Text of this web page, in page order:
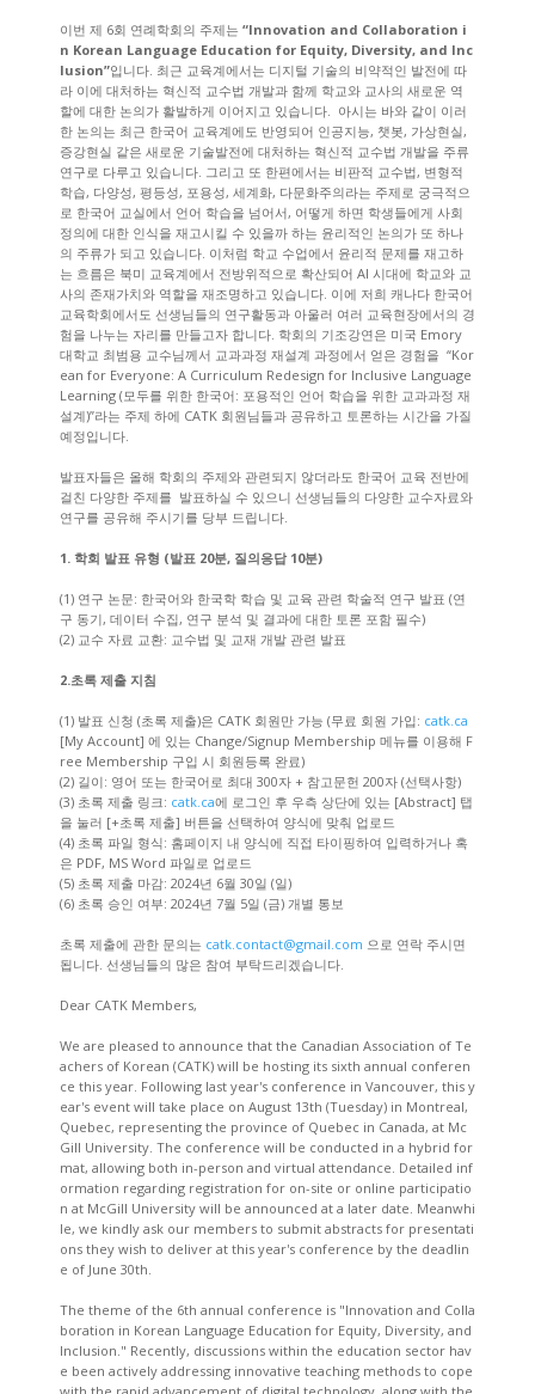
이번 제 6회 연례학회의 주제는 “Innovation and Collaboration i
n Korean Language Education for Equity, Diversity, and Inc
lusion”입니다. 최근 교육계에서는 디지털 기술의 비약적인 발전에 따
라 이에 대처하는 혁신적 교수법 개발과 함께 학교와 교사의 새로운 역
할에 대한 논의가 활발하게 이어지고 있습니다. 아시는 바와 같이 이러
한 논의는 최근 한국어 교육계에도 반영되어 인공지능, 챗봇, 가상현실,
증강현실 같은 새로운 기술발전에 대처하는 혁신적 교수법 개발을 주류
연구로 다루고 있습니다. 그리고 또 한편에서는 비판적 교수법, 변형적
학습, 다양성, 평등성, 포용성, 세계화, 다문화주의라는 주제로 궁극적으
로 한국어 교실에서 언어 학습을 넘어서, 어떻게 하면 학생들에게 사회
정의에 대한 인식을 재고시킬 수 있을까 하는 윤리적인 논의가 또 하나
의 주류가 되고 있습니다. 이처럼 학교 수업에서 윤리적 문제를 재고하
는 흐름은 북미 교육계에서 전방위적으로 확산되어 AI 시대에 학교와 교
사의 존재가치와 역할을 재조명하고 있습니다. 이에 저희 캐나다 한국어
교육학회에서도 선생님들의 연구활동과 아울러 여러 교육현장에서의 경
험을 나누는 자리를 만들고자 합니다. 학회의 기조강연은 미국 Emory
대학교 최범용 교수님께서 교과과정 재설계 과정에서 얻은 경험을 “Kor
ean for Everyone: A Curriculum Redesign for Inclusive Language
Learning (모두를 위한 한국어: 포용적인 언어 학습을 위한 교과과정 재
설계)”라는 주제 하에 CATK 회원님들과 공유하고 토론하는 시간을 가질
예정입니다.
발표자들은 올해 학회의 주제와 관련되지 않더라도 한국어 교육 전반에
걸친 다양한 주제를 발표하실 수 있으니 선생님들의 다양한 교수자료와
연구를 공유해 주시기를 당부 드립니다.
1. 학회 발표 유형 (발표 20분, 질의응답 10분)
(1) 연구 논문: 한국어와 한국학 학습 및 교육 관련 학술적 연구 발표 (연
구 동기, 데이터 수집, 연구 분석 및 결과에 대한 토론 포함 필수)
(2) 교수 자료 교환: 교수법 및 교재 개발 관련 발표
2.초록 제출 지침
(1) 발표 신청 (초록 제출)은 CATK 회원만 가능 (무료 회원 가입: catk.ca
[My Account] 에 있는 Change/Signup Membership 메뉴를 이용해 F
ree Membership 구입 시 회원등록 완료)
(2) 길이: 영어 또는 한국어로 최대 300자 + 참고문헌 200자 (선택사항)
(3) 초록 제출 링크: catk.ca에 로그인 후 우측 상단에 있는 [Abstract] 탭
을 눌러 [+초록 제출] 버튼을 선택하여 양식에 맞춰 업로드
(4) 초록 파일 형식: 홈페이지 내 양식에 직접 타이핑하여 입력하거나 혹
은 PDF, MS Word 파일로 업로드
(5) 초록 제출 마감: 2024년 6월 30일 (일)
(6) 초록 승인 여부: 2024년 7월 5일 (금) 개별 통보
초록 제출에 관한 문의는 catk.contact@gmail.com 으로 연락 주시면
됩니다. 선생님들의 많은 참여 부탁드리겠습니다.
Dear CATK Members,
We are pleased to announce that the Canadian Association of Te
achers of Korean (CATK) will be hosting its sixth annual conferen
ce this year. Following last year's conference in Vancouver, this y
ear's event will take place on August 13th (Tuesday) in Montreal,
Quebec, representing the province of Quebec in Canada, at Mc
Gill University. The conference will be conducted in a hybrid for
mat, allowing both in-person and virtual attendance. Detailed inf
ormation regarding registration for on-site or online participatio
n at McGill University will be announced at a later date. Meanwhi
le, we kindly ask our members to submit abstracts for presentati
ons they wish to deliver at this year's conference by the deadlin
e of June 30th.
The theme of the 6th annual conference is "Innovation and Colla
boration in Korean Language Education for Equity, Diversity, and
Inclusion." Recently, discussions within the education sector hav
e been actively addressing innovative teaching methods to cope